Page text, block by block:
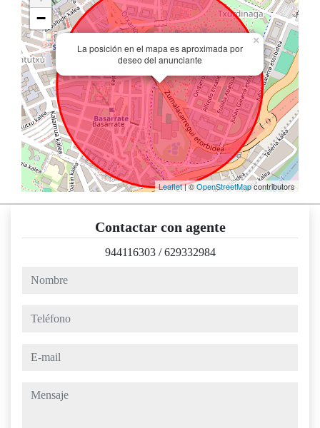
La posición en el mapa es aproximada por
deseo del anunciante
×
−
Leaflet| ©OpenStreetMapcontributors
Contactar con agente
944116303 /629332984
nombre
teléfono
e-mail
mensaje